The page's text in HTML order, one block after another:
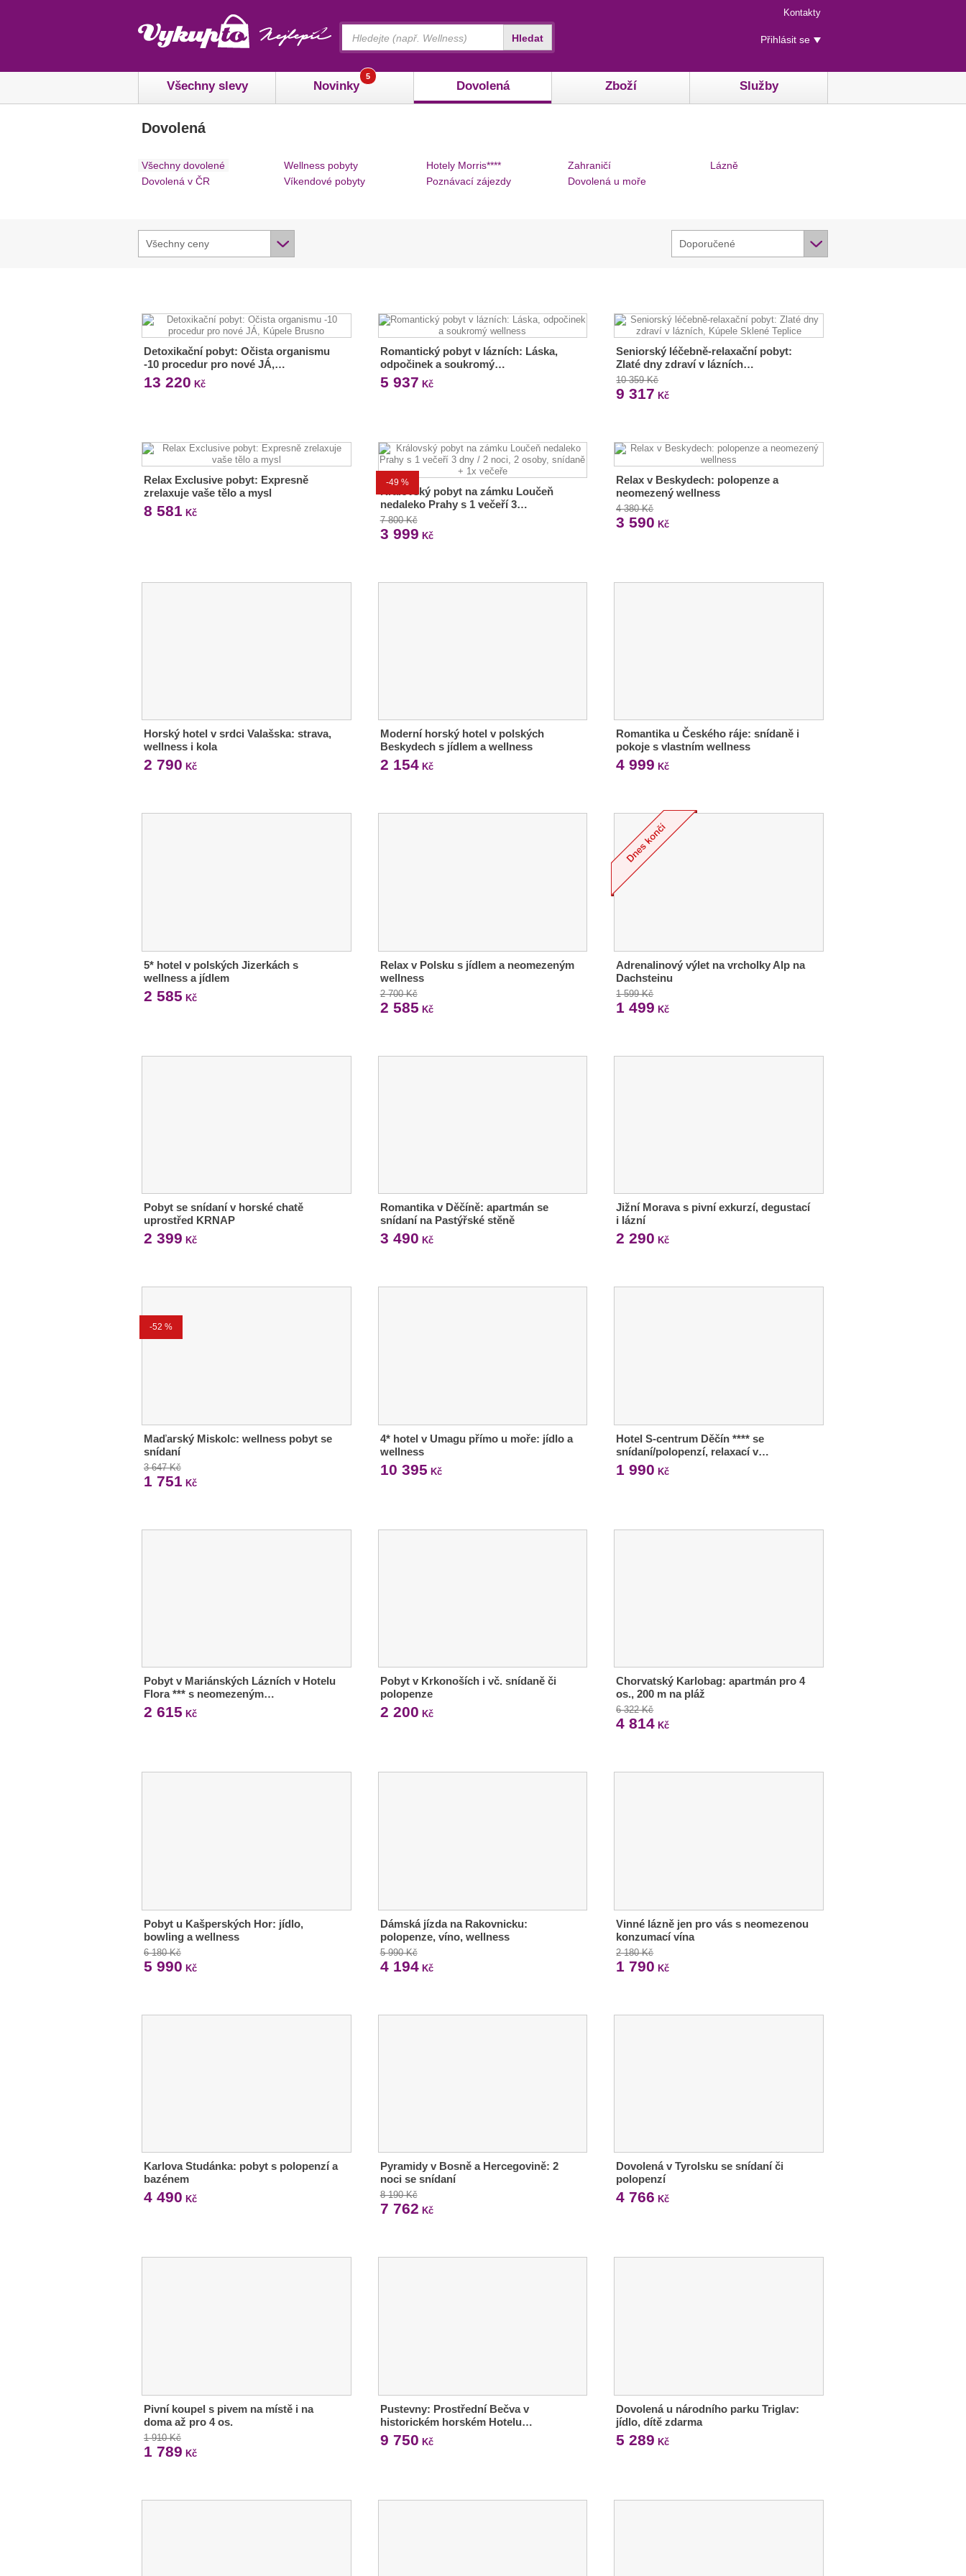
Menu
rychlého
přístupu
Kontakty
Uživatelské
menu
Přihlásit se
Všechny slevy Novinky
5
Dovolená Zboží Služby
Hledat
Dovolená
Všechny dovolené
Dovolená v ČR
Wellness pobyty
Víkendové pobyty
Hotely Morris****
Poznávací zájezdy
Zahraničí
Dovolená u moře
Lázně
Všechny ceny Doporučené
Detoxikační pobyt: Očista organismu
-10 procedur pro nové JÁ,…
13 220 Kč
Romantický pobyt v lázních: Láska,
odpočinek a soukromý…
5 937 Kč
Seniorský léčebně-relaxační pobyt:
Zlaté dny zdraví v lázních…
10 359 Kč
9 317 Kč
Relax Exclusive pobyt: Expresně
zrelaxuje vaše tělo a mysl
8 581 Kč
-49 %
Královský pobyt na zámku Loučeň
nedaleko Prahy s 1 večeří 3…
7 800 Kč
3 999 Kč
Relax v Beskydech: polopenze a
neomezený wellness
4 380 Kč
3 590 Kč
Horský hotel v srdci Valašska: strava,
wellness i kola
2 790 Kč
Moderní horský hotel v polských
Beskydech s jídlem a wellness
2 154Kč
Romantika u Českého ráje: snídaně i
pokoje s vlastním wellness
4 999 Kč
5* hotel v polských Jizerkách s
wellness a jídlem
2 585 Kč
Relax v Polsku s jídlem a neomezeným
wellness
2 700 Kč
2 585 Kč
Adrenalinový výlet na vrcholky Alp na
Dachsteinu
1 599 Kč
1 499 Kč
Pobyt se snídaní v horské chatě
uprostřed KRNAP
2 399 Kč
Romantika v Děčíně: apartmán se
snídaní na Pastýřské stěně
3 490 Kč
Jižní Morava s pivní exkurzí, degustací
i lázní
2 290 Kč
-52 %
Maďarský Miskolc: wellness pobyt se
snídaní
3 647 Kč
1 751 Kč
4* hotel v Umagu přímo u moře: jídlo a
wellness
10 395 Kč
Hotel S-centrum Děčín **** se
snídaní/polopenzí, relaxací v…
1 990 Kč
Pobyt v Mariánských Lázních v Hotelu
Flora *** s neomezeným…
2 615 Kč
Pobyt v Krkonoších i vč. snídaně či
polopenze
2 200 Kč
Chorvatský Karlobag: apartmán pro 4
os., 200 m na pláž
6 322 Kč
4 814 Kč
Pobyt u Kašperských Hor: jídlo,
bowling a wellness
6 180 Kč
5 990 Kč
Dámská jízda na Rakovnicku:
polopenze, víno, wellness
5 990 Kč
4 194Kč
Vinné lázně jen pro vás s neomezenou
konzumací vína
2 180 Kč
1 790 Kč
Karlova Studánka: pobyt s polopenzí a
bazénem
4 490 Kč
Pyramidy v Bosně a Hercegovině: 2
noci se snídaní
8 190 Kč
7 762 Kč
Dovolená v Tyrolsku se snídaní či
polopenzí
4 766 Kč
Pivní koupel s pivem na místě i na
doma až pro 4 os.
1 910 Kč
1 789 Kč
Pustevny: Prostřední Bečva v
historickém horském Hotelu…
9 750 Kč
Dovolená u národního parku Triglav:
jídlo, dítě zdarma
5 289 Kč